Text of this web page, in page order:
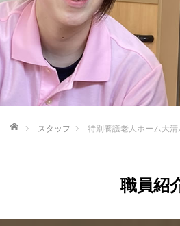
ホーム スタッフ 特別養護老人ホーム大
職員紹